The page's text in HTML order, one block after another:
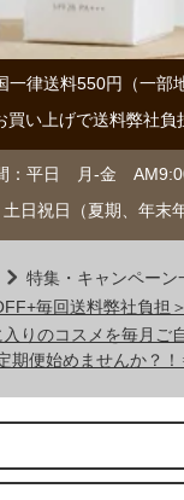
一律送料550円（一部
い上げで送料弊社負
：平日 月-金
日祝日（夏期、年末
特集・キャンペーン
毎回送料弊社負担
りのコスメを毎月ご
期便始めませんか？